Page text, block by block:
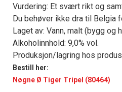
Vurdering: Et svært rikt og
Du behøver ikke dra til Belgia
Laget av: Vann, malt (bygg og
Alkoholinnhold: 9,0% vol.
Produksjon/lagring hos
Bestill her:
Nøgne Ø Tiger Tripel (80464)